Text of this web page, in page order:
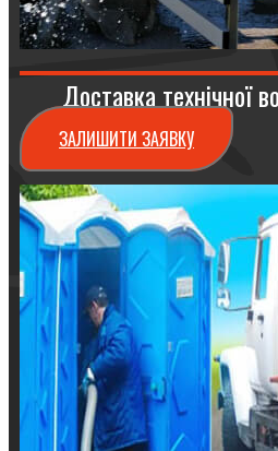
Доставка технічної
ЗАЛИШИТИ ЗАЯВКУ